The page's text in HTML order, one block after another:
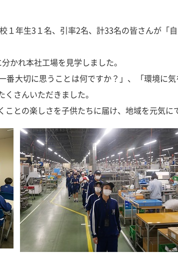
１年生3１名、引率2名、計33名の皆さんが「
かれ本社工場を見学しました。
番大切に思うことは何ですか？」、「環境に
さんいただきました。
との楽しさを子供たちに届け、地域を元気に